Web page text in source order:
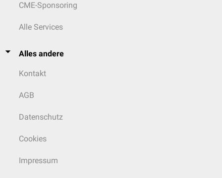
CME-Sponsoring
Alle Services
Alles andere
Kontakt
AGB
Datenschutz
Cookies
Impressum